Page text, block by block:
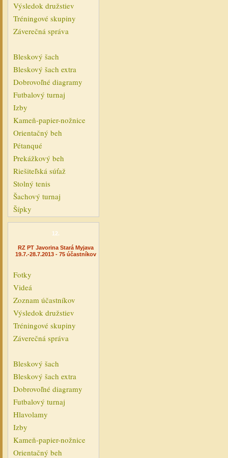
Výsledok družstiev
Tréningové skupiny
Záverečná správa
Bleskový šach
Bleskový šach extra
Dobrovoľné diagramy
Futbalový turnaj
Izby
Kameň-papier-nožnice
Orientačný beh
Pétanqué
Prekážkový beh
Riešiteľská súťaž
Stolný tenis
Šachový turnaj
Šípky
12.
RZ PT Javorina Stará Myjava
19.7.-28.7.2013 - 75 účastníkov
Fotky
Videá
Zoznam účastníkov
Výsledok družstiev
Tréningové skupiny
Záverečná správa
Bleskový šach
Bleskový šach extra
Dobrovoľné diagramy
Futbalový turnaj
Hlavolamy
Izby
Kameň-papier-nožnice
Orientačný beh